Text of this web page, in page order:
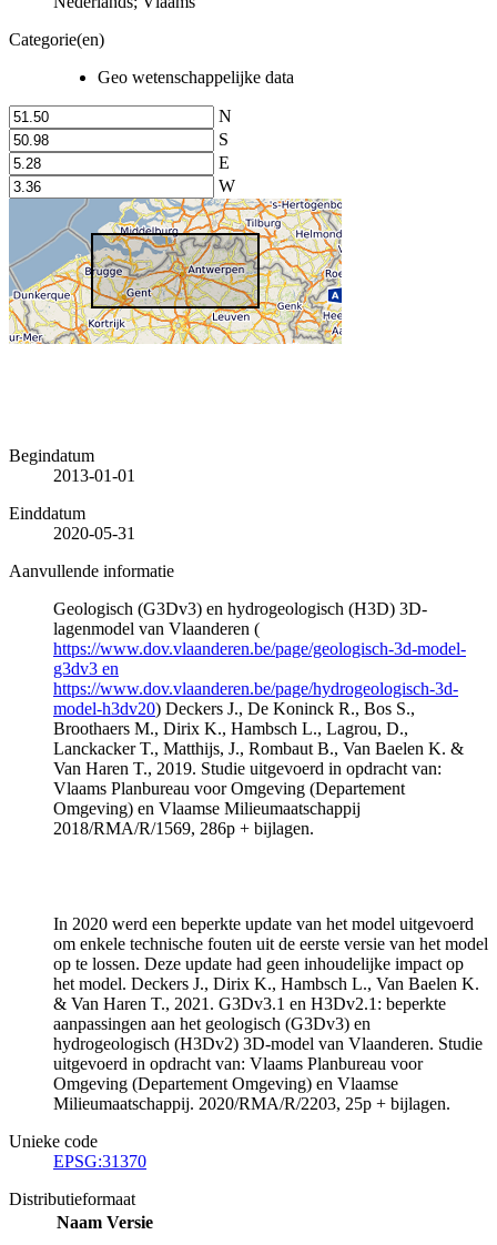
Categorie(en)
Geo wetenschappelijke data
N
S
E
W
Begindatum
2013-01-01
Einddatum
2020-05-31
Aanvullende informatie
Geologisch (G3Dv3) en hydrogeologisch (H3D) 3D-
lagenmodel van Vlaanderen (
https://www.dov.vlaanderen.be/page/geologisch-3d-model-
g3dv3 en
https://www.dov.vlaanderen.be/page/hydrogeologisch-3d-
model-h3dv20) Deckers J., De Koninck R., Bos S.,
Broothaers M., Dirix K., Hambsch L., Lagrou, D.,
Lanckacker T., Matthijs, J., Rombaut B., Van Baelen K. &
Van Haren T., 2019. Studie uitgevoerd in opdracht van:
Vlaams Planbureau voor Omgeving (Departement
Omgeving) en Vlaamse Milieumaatschappij
2018/RMA/R/1569, 286p + bijlagen.
In 2020 werd een beperkte update van het model uitgevoerd
om enkele technische fouten uit de eerste versie van het model
op te lossen. Deze update had geen inhoudelijke impact op
het model. Deckers J., Dirix K., Hambsch L., Van Baelen K.
& Van Haren T., 2021. G3Dv3.1 en H3Dv2.1: beperkte
aanpassingen aan het geologisch (G3Dv3) en
hydrogeologisch (H3Dv2) 3D-model van Vlaanderen. Studie
uitgevoerd in opdracht van: Vlaams Planbureau voor
Omgeving (Departement Omgeving) en Vlaamse
Milieumaatschappij. 2020/RMA/R/2203, 25p + bijlagen.
Unieke code
EPSG:31370
Distributieformaat
Naam Versie